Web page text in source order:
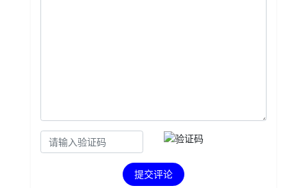
提交评论